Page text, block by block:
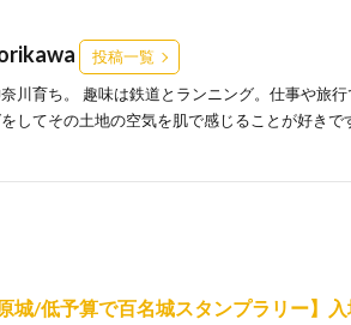
投稿一覧
川育ち。 趣味は鉄道とランニング。仕事や旅
してその土地の空気を肌で感じることが好きで
城/低予算で百名城スタンプラリー】